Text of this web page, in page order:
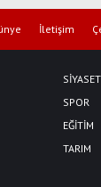
İletişim
SİYASET
SPOR
EĞİTİM
TARIM